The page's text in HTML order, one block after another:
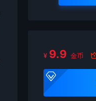
¥ 9.9 金币